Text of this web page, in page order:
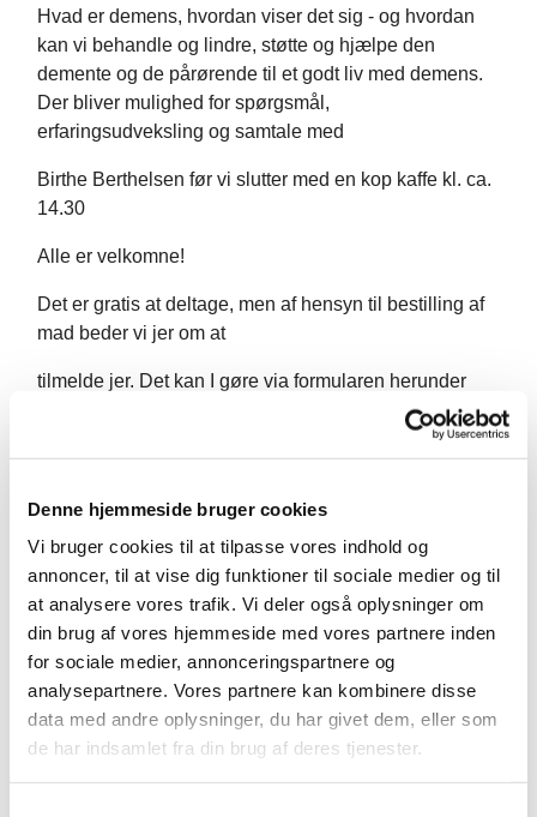
Denne hjemmeside bruger cookies
Vi bruger cookies til at tilpasse vores indhold og
annoncer, til at vise dig funktioner til sociale medier og til
at analysere vores trafik. Vi deler også oplysninger om
din brug af vores hjemmeside med vores partnere inden
for sociale medier, annonceringspartnere og
analysepartnere. Vores partnere kan kombinere disse
data med andre oplysninger, du har givet dem, eller som
de har indsamlet fra din brug af deres tjenester.
Hvad er demens, hvordan viser det sig - og hvordan
kan vi behandle og lindre, støtte og hjælpe den
demente og de pårørende til et godt liv med demens.
Der bliver mulighed for spørgsmål,
erfaringsudveksling og samtale med
Birthe Berthelsen før vi slutter med en kop kaffe kl. ca.
14.30
Alle er velkomne!
Det er gratis at deltage, men af hensyn til bestilling af
mad beder vi jer om at
tilmelde jer. Det kan I gøre via formularen herunder
kontakte kirkekontoret.